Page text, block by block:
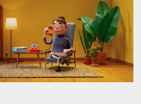
Si tratta di un
identificatore
generico
utilizzato per
mantenere le
variabili di
sessione utente.
Normalmente è
un numero
generato in
modo casuale, il
modo in cui